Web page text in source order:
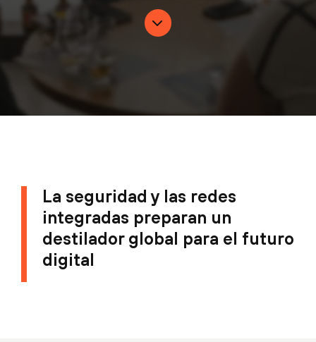
La seguridad y las redes
integradas preparan un
destilador global para el futuro
digital